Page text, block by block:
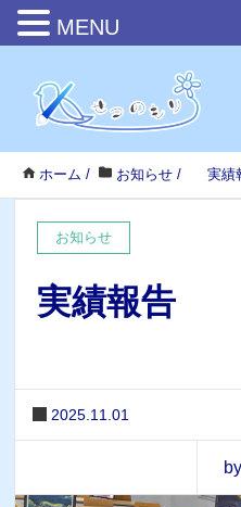
ホーム / お知らせ / 実績
お知らせ
実績報告
2025.11.01
MENU